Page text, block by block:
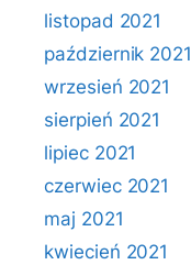
listopad 2021
październik 2021
wrzesień 2021
sierpień 2021
lipiec 2021
czerwiec 2021
maj 2021
kwiecień 2021